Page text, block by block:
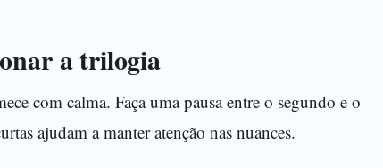
a trilogia
com calma. Faça uma pausa entre o segundo e o
ajudam a manter atenção nas nuances.